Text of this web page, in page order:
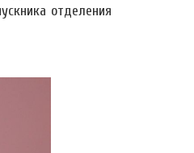
отделения